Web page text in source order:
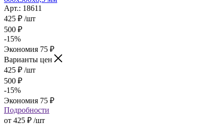
Арт.: 18611
425 ₽ /шт
500 ₽
-15%
Экономия 75 ₽
Варианты цен
425 ₽ /шт
500 ₽
-15%
Экономия 75 ₽
Подробности
от 425 ₽ /шт